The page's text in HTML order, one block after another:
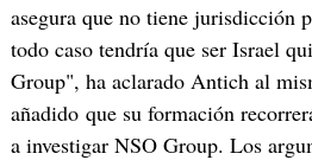
asegura que no tiene jurisdicción
todo caso tendría que ser Israel
Group", ha aclarado Antich al
añadido que su formación
a investigar NSO Group. Los